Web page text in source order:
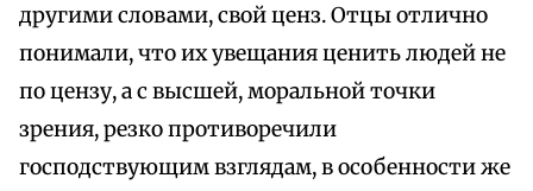
другими словами, свой ценз. Отцы отлично
понимали, что их увещания ценить людей не
по цензу, а с высшей, моральной точки
зрения, резко противоречили
господствующим взглядам, в особенности же